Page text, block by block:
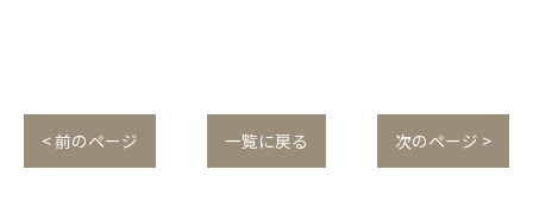
< 前のページ 一覧に戻る 次のページ >